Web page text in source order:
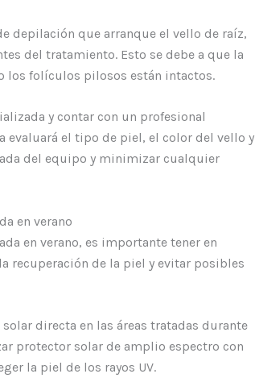
depilación que arranque el vello de raíz,
del tratamiento. Esto se debe a que la
los folículos pilosos están intactos.
y contar con un profesional
evaluará el tipo de piel, el color del vello y
del equipo y minimizar cualquier
en verano
en verano, es importante tener en
recuperación de la piel y evitar posibles
directa en las áreas tratadas durante
protector solar de amplio espectro con
la piel de los rayos UV.